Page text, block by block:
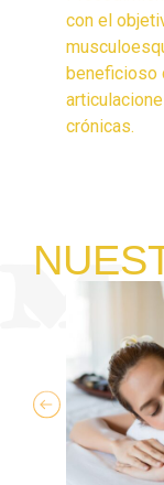
con el
beneficioso
crónicas.